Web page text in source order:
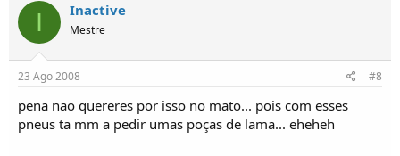
I Inactive
Mestre
23 Ago 2008 #8
pena nao quereres por isso no mato... pois com esses
pneus ta mm a pedir umas poças de lama... eheheh